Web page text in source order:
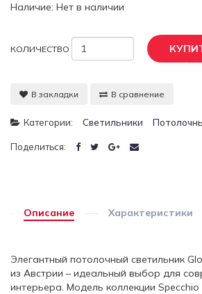
Наличие: Нет в наличии
КОЛИЧЕСТВО
В закладки В сравнение
Категории: Светильники
Поделиться:
Описание Характеристики
Элегантный потолочный светильник
из Австрии – идеальный выбор для
интерьера. Модель коллекции Specchio